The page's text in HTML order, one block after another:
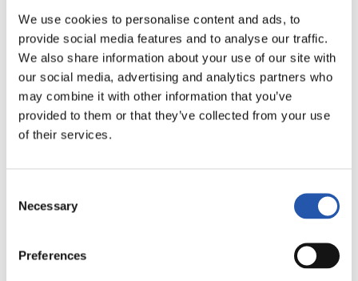
We use cookies to personalise content and ads, to
provide social media features and to analyse our traffic.
We also share information about your use of our site with
our social media, advertising and analytics partners who
may combine it with other information that you’ve
provided to them or that they’ve collected from your use
of their services.
Selection
Necessary
Preferences
LALIGA
vs
LALIGA